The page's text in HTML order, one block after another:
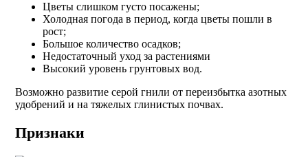
Цветы слишком густо посажены;
Холодная погода в период, когда цветы пошли в
рост;
Большое количество осадков;
Недостаточный уход за растениями
Высокий уровень грунтовых вод.
Возможно развитие серой гнили от переизбытка азотных
удобрений и на тяжелых глинистых почвах.
Признаки